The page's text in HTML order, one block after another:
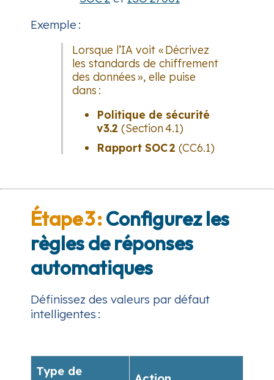
Exemple :
Lorsque l’IA voit « Décrivez
les standards de chiffrement
des données », elle puise
dans :
Politique de sécurité
v3.2 (Section 4.1)
Rapport SOC 2 (CC6.1)
Étape 3 :Configurez les
règles de réponses
automatiques
Définissez des valeurs par défaut
intelligentes :
Type de